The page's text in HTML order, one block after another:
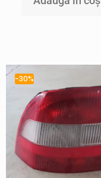
-30%